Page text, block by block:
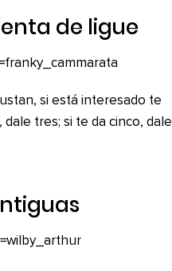
de ligue
si está interesado te
tres; si te da cinco, dale